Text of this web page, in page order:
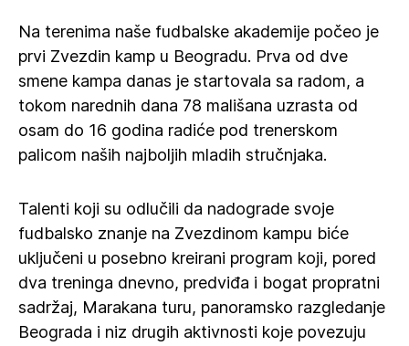
Na terenima naše fudbalske akademije počeo je
prvi Zvezdin kamp u Beogradu. Prva od dve
smene kampa danas je startovala sa radom, a
tokom narednih dana 78 mališana uzrasta od
osam do 16 godina radiće pod trenerskom
palicom naših najboljih mladih stručnjaka.
Talenti koji su odlučili da nadograde svoje
fudbalsko znanje na Zvezdinom kampu biće
uključeni u posebno kreirani program koji, pored
dva treninga dnevno, predviđa i bogat propratni
sadržaj, Marakana turu, panoramsko razgledanje
Beograda i niz drugih aktivnosti koje povezuju